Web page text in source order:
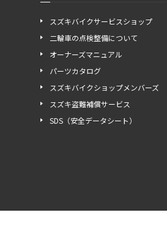
スズキバイクサービスショップ
二輪車の点検整備について
オーナーズマニュアル
パーツカタログ
スズキバイクショップメンバーズ
スズキ盗難補償サービス
SDS（安全データシート）